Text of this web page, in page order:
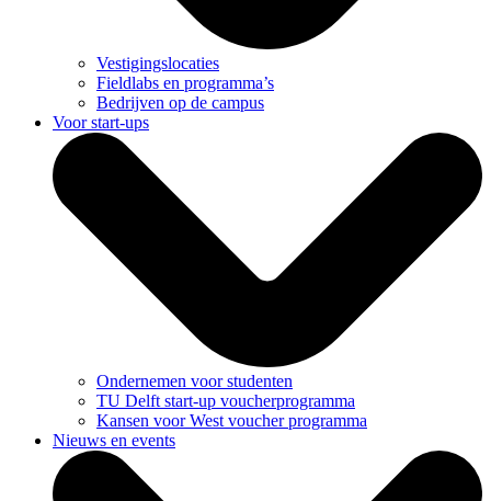
Vestigingslocaties
Fieldlabs en programma’s
Bedrijven op de campus
Voor start-ups
Ondernemen voor studenten
TU Delft start-up voucherprogramma
Kansen voor West voucher programma
Nieuws en events